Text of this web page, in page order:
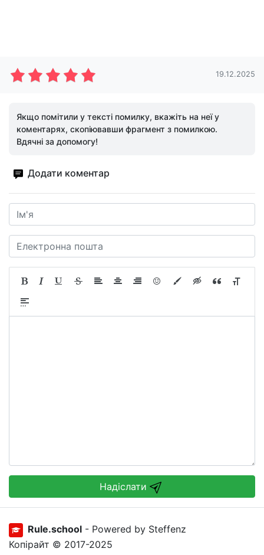
19.12.2025
Якщо помітили у тексті помилку, вкажіть на неї у
коментарях, скопіювавши фрагмент з помилкою.
Вдячні за допомогу!
Додати коментар
Надіслати
Rule.school - Powered by Steffenz
Копірайт © 2017-2025